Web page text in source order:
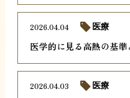
医学的に見る高熱の基準
2026.04.04 医療
2026.04.03 医療